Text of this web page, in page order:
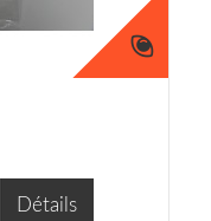
Détails